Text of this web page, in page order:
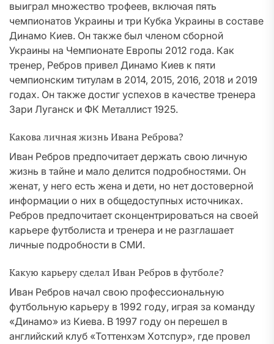
выиграл множество трофеев, включая пять
чемпионатов Украины и три Кубка Украины в составе
Динамо Киев. Он также был членом сборной
Украины на Чемпионате Европы 2012 года. Как
тренер, Ребров привел Динамо Киев к пяти
чемпионским титулам в 2014, 2015, 2016, 2018 и 2019
годах. Он также достиг успехов в качестве тренера
Зари Луганск и ФК Металлист 1925.
Какова личная жизнь Ивана Реброва?
Иван Ребров предпочитает держать свою личную
жизнь в тайне и мало делится подробностями. Он
женат, у него есть жена и дети, но нет достоверной
информации о них в общедоступных источниках.
Ребров предпочитает сконцентрироваться на своей
карьере футболиста и тренера и не разглашает
личные подробности в СМИ.
Какую карьеру сделал Иван Ребров в футболе?
Иван Ребров начал свою профессиональную
футбольную карьеру в 1992 году, играя за команду
«Динамо» из Киева. В 1997 году он перешел в
английский клуб «Тоттенхэм Хотспур», где провел